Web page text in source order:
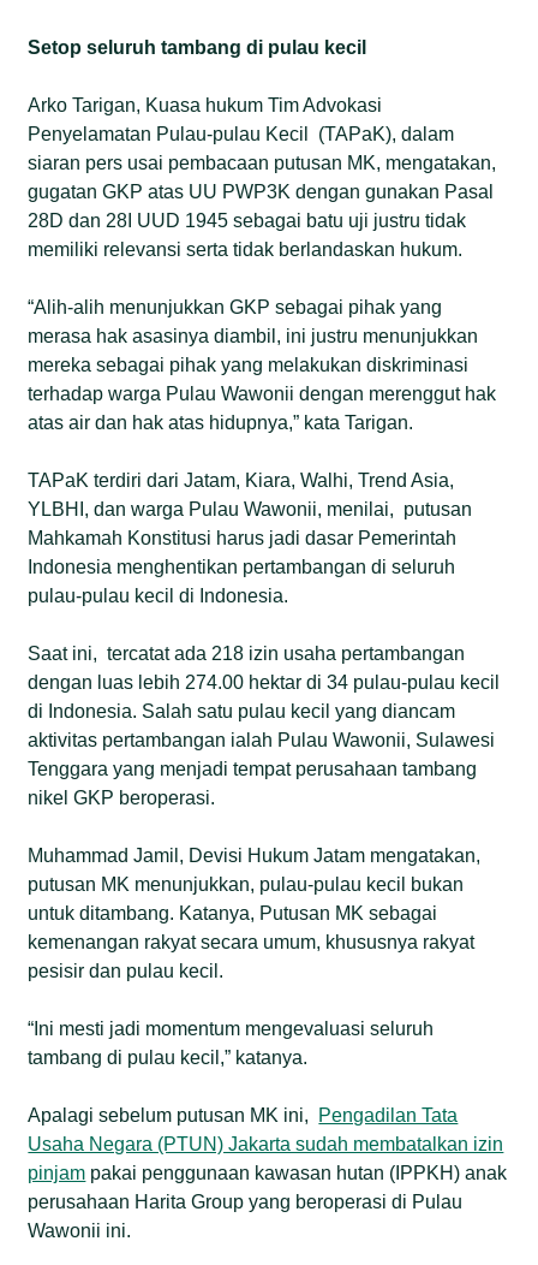
Setop seluruh tambang di pulau kecil
Arko Tarigan, Kuasa hukum Tim Advokasi
Penyelamatan Pulau-pulau Kecil (TAPaK), dalam
siaran pers usai pembacaan putusan MK, mengatakan,
gugatan GKP atas UU PWP3K dengan gunakan Pasal
28D dan 28I UUD 1945 sebagai batu uji justru tidak
memiliki relevansi serta tidak berlandaskan hukum.
“Alih-alih menunjukkan GKP sebagai pihak yang
merasa hak asasinya diambil, ini justru menunjukkan
mereka sebagai pihak yang melakukan diskriminasi
terhadap warga Pulau Wawonii dengan merenggut hak
atas air dan hak atas hidupnya,” kata Tarigan.
TAPaK terdiri dari Jatam, Kiara, Walhi, Trend Asia,
YLBHI, dan warga Pulau Wawonii, menilai, putusan
Mahkamah Konstitusi harus jadi dasar Pemerintah
Indonesia menghentikan pertambangan di seluruh
pulau-pulau kecil di Indonesia.
Saat ini, tercatat ada 218 izin usaha pertambangan
dengan luas lebih 274.00 hektar di 34 pulau-pulau kecil
di Indonesia. Salah satu pulau kecil yang diancam
aktivitas pertambangan ialah Pulau Wawonii, Sulawesi
Tenggara yang menjadi tempat perusahaan tambang
nikel GKP beroperasi.
Muhammad Jamil, Devisi Hukum Jatam mengatakan,
putusan MK menunjukkan, pulau-pulau kecil bukan
untuk ditambang. Katanya, Putusan MK sebagai
kemenangan rakyat secara umum, khususnya rakyat
pesisir dan pulau kecil.
“Ini mesti jadi momentum mengevaluasi seluruh
tambang di pulau kecil,” katanya.
Apalagi sebelum putusan MK ini, Pengadilan Tata
Usaha Negara (PTUN) Jakarta sudah membatalkan izin
pinjam pakai penggunaan kawasan hutan (IPPKH) anak
perusahaan Harita Group yang beroperasi di Pulau
Wawonii ini.